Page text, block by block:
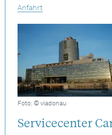
Anfahrt
Foto: © viadonau
Servicecenter